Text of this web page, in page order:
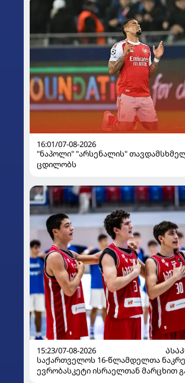
16:01/07-08-2026
"ნაპოლი" "არსენალის"
ცდილობს
15:23/07-08-2026
საქართველოს 16-წლამდელთა
ევრობასკეტი ისრაელთან მარცხით